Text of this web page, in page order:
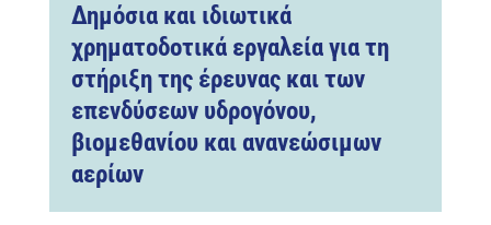
Δημόσια και ιδιωτικά
χρηματοδοτικά εργαλεία για τη
στήριξη της έρευνας και των
επενδύσεων υδρογόνου,
βιομεθανίου και ανανεώσιμων
αερίων